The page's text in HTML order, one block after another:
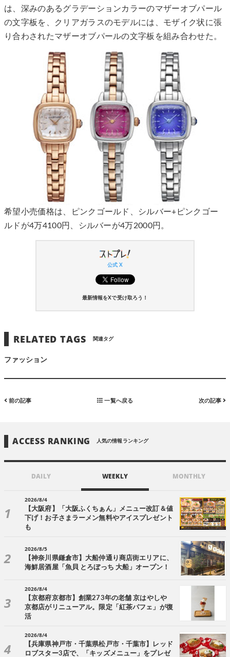
は、深みのあるグラデーションカラーのマザーオブパール
の文字板を、クリアガラスのモデルには、モザイク状に張
り合わされたマザーオブパールの文字板を組み合わせた。
希望小売価格は、ピンクゴールド、シルバー+ピンクゴー
ルドが4万4100円、シルバーが4万2000円。
公式 X
最新情報をXで受け取ろう！
RELATED TAGS 関連タグ
ファッション
前の記事 一覧へ戻る 次の記事
ACCESS RANKING 人気の情報ランキング
DAILY WEEKLY MONTHLY
2026/8/4
【大阪府】「大阪ふくちぁん」メニュー改訂＆値
下げ！お子さまラーメン無料やアイスプレゼント
も
2026/8/5
【神奈川県鎌倉市】大船仲通り商店街エリアに、
海鮮居酒屋「魚貝 とろぼっち 大船」オープン！
2026/8/4
【京都府京都市】創業273年の老舗 京はやしや
京都店がリニューアル。限定「紅茶パフェ」が復
活
2026/8/4
【兵庫県神戸市・千葉県松戸市・千葉市】レッド
ロブスター3店で、「キッズメニュー」をプレゼ